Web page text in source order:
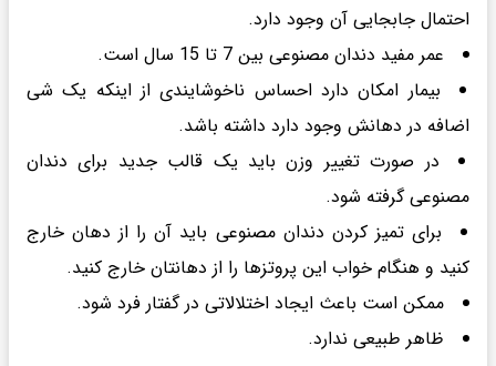
احتمال جابجایی آن وجود دارد.
عمر مفید دندان مصنوعی بین 7 تا 15 سال است.
بیمار امکان دارد احساس ناخوشایندی از اینکه یک شی
اضافه در دهانش وجود دارد داشته باشد.
در صورت تغییر وزن باید یک قالب جدید برای دندان
مصنوعی گرفته شود.
برای تمیز کردن دندان مصنوعی باید آن را از دهان خارج
کنید و هنگام خواب این پروتزها را از دهانتان خارج کنید.
ممکن است باعث ایجاد اختلالاتی در گفتار فرد شود.
ظاهر طبیعی ندارد.